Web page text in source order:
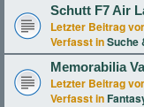
Schutt F7 Air
Letzter Beitrag
Verfasst inSuche
Memorabilia
Letzter Beitrag
Verfasst in